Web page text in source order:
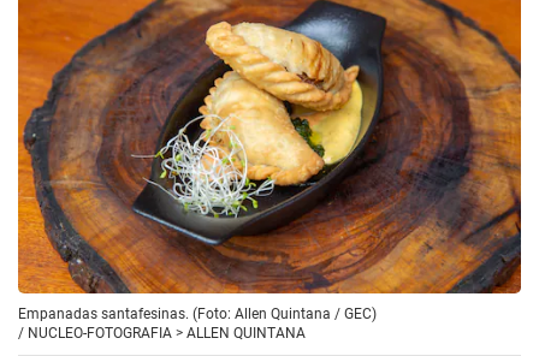
Empanadas santafesinas. (Foto: Allen Quintana / GEC)
/ NUCLEO-FOTOGRAFIA > ALLEN QUINTANA